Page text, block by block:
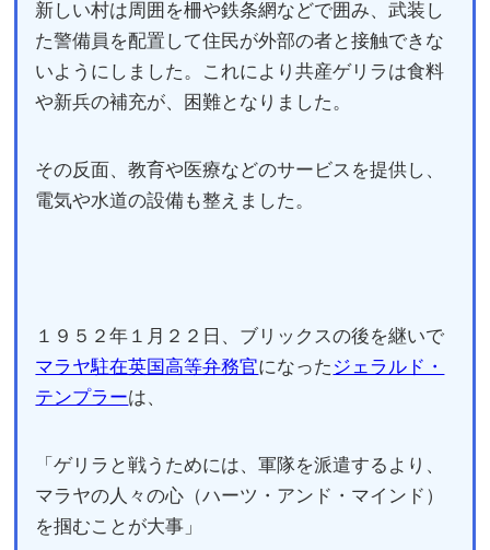
新しい村は周囲を柵や鉄条網などで囲み、武装し
た警備員を配置して住民が外部の者と接触できな
いようにしました。これにより共産ゲリラは食料
や新兵の補充が、困難となりました。
その反面、教育や医療などのサービスを提供し、
電気や水道の設備も整えました。
１９５２年１月２２日、ブリックスの後を継いで
マラヤ駐在英国高等弁務官になった ジェラルド・
テンプラーは、
「ゲリラと戦うためには、軍隊を派遣するより、
マラヤの人々の心（ハーツ・アンド・マインド）
を掴むことが大事」